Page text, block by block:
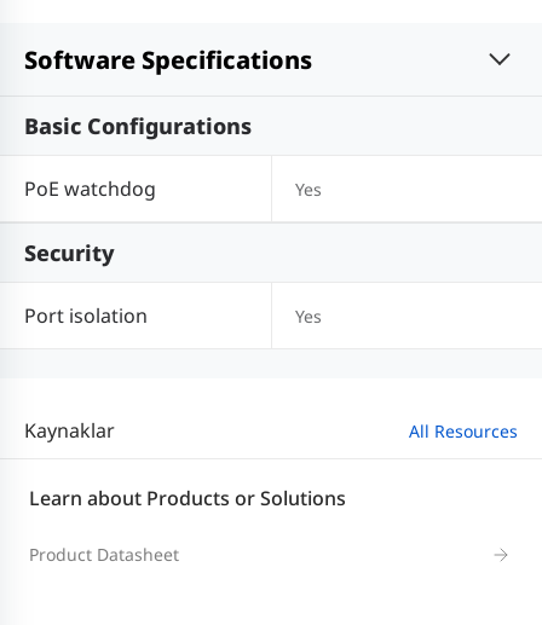
Software Specifications
Basic Configurations
PoE watchdog Yes
Security
Port isolation Yes
Kaynaklar All Resources
Learn about Products or Solutions
Product Datasheet